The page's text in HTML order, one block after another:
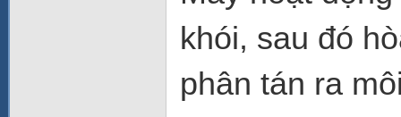
khói, sau đó
phân tán ra